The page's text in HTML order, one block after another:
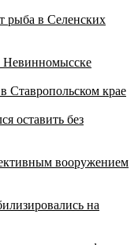
рыба в Селенских
Невинномысске
Ставропольском крае
оставить без
вооружением
на